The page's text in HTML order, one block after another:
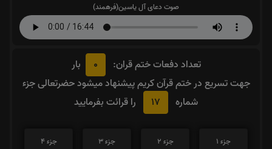
صوت دعای آل یاسین(فرهمند)
تعداد دفعات ختم قران: 0
بار
جهت تسریع در ختم قرآن کریم پیشنهاد میشود حضرتعالی جزء
شماره
17 را قرائت بفرمایید
جزء 1
جزء 2
جزء 3
جزء 4